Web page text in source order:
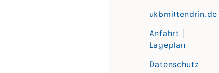
ukbmittendrin.de
Anfahrt |
Lageplan
Datenschutz